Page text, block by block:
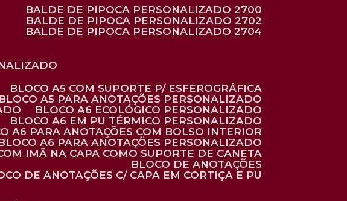
BALDE DE PIPOCA PERSONALIZADO 2700
BALDE DE PIPOCA PERSONALIZADO 2702
BALDE DE PIPOCA PERSONALIZADO 2704
BLOCO A5 COM SUPORTE P/ ESFEROGRÁFICA
BLOCO A5 PARA ANOTAÇÕES PERSONALIZADO
BLOCO A6 ECOLÓGICO PERSONALIZADO
BLOCO A6 EM PU TÉRMICO PERSONALIZADO
A6 PARA ANOTAÇÕES COM BOLSO INTERIOR
BLOCO A6 PARA ANOTAÇÕES PERSONALIZADO
COM IMÃ NA CAPA COMO SUPORTE DE CANETA
BLOCO DE ANOTAÇÕES
DE ANOTAÇÕES C/ CAPA EM CORTIÇA E PU